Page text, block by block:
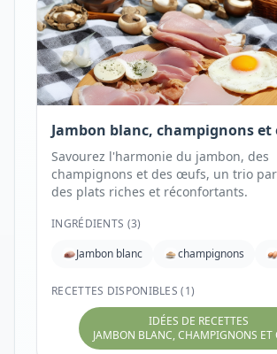
Jambon blanc, champignons
Savourez l'harmonie du jambon, des
champignons et des œufs, un trio
des plats riches et réconfortants.
INGRÉDIENTS (3)
Jambon blanc
champignons
RECETTES DISPONIBLES (1)
IDÉES DE RECETTES
JAMBON BLANC, CHAMPIGNONS